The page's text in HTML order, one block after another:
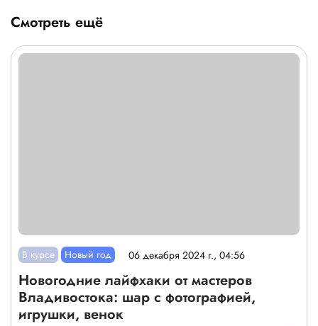
Смотреть ещё
В курсе Новый год 06 декабря 2024 г., 04:56
Новогодние лайфхаки от мастеров
Владивостока: шар с фотографией,
игрушки, венок